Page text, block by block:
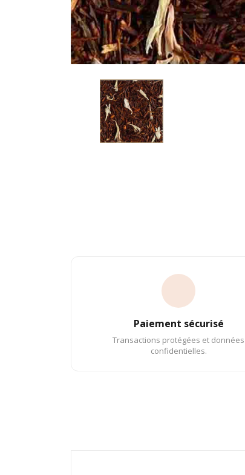
Paiement sécurisé
Transactions protégées et données
confidentielles.